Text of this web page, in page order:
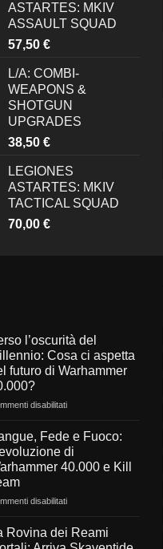
ASTARTES: MKIV
ASSAULT SQUAD
57,50 €
L/A: COMBI-
WEAPONS &
SHOTGUN
UPGRADES
38,50 €
LEGIONES
ASTARTES: MKIV
TACTICAL SQUAD
70,00 €
l’oscurità del
Cosa ci aspetta
futuro di Warhammer
disabilitatisu
l’oscurità
del
millennio:
Cosa
aspetta
futuro
di
Fede e Fuoco:
di
40.000 e Kill
disabilitatisu
Fede
Rovina dei Reami